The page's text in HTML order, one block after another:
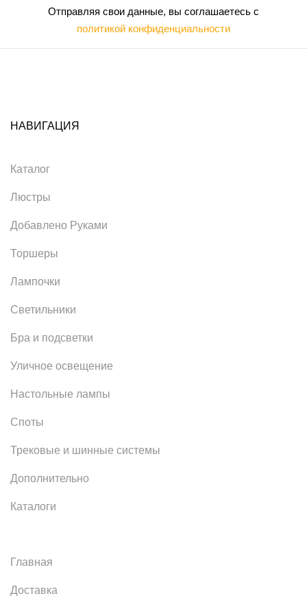
Отправляя свои данные, вы соглашаетесь с
политикой конфиденциальности
НАВИГАЦИЯ
Каталог
Люстры
Добавлено Руками
Торшеры
Лампочки
Светильники
Бра и подсветки
Уличное освещение
Настольные лампы
Споты
Трековые и шинные системы
Дополнительно
Каталоги
Главная
Доставка